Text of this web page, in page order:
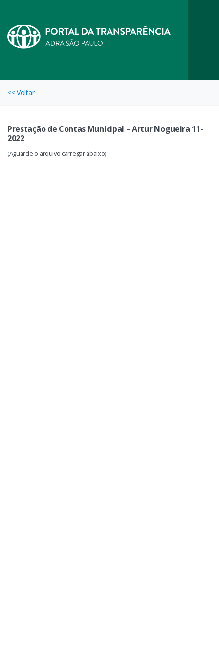
<< Voltar
Prestação de Contas Municipal – Artur Nogueira 11-
2022
(Aguarde o arquivo carregar abaixo)